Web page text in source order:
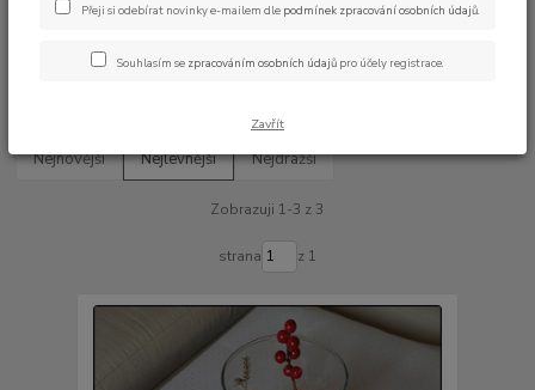
Rozměr 120x160cm
Nejnovější Nejlevnější Nejdražší
Zobrazuji 1-3 z 3
strana z 1
Přeji si odebírat novinky e-mailem dle podmínek zpracování osobních údajů.
Souhlasím se zpracováním osobních údajů pro účely registrace.
Zavřít